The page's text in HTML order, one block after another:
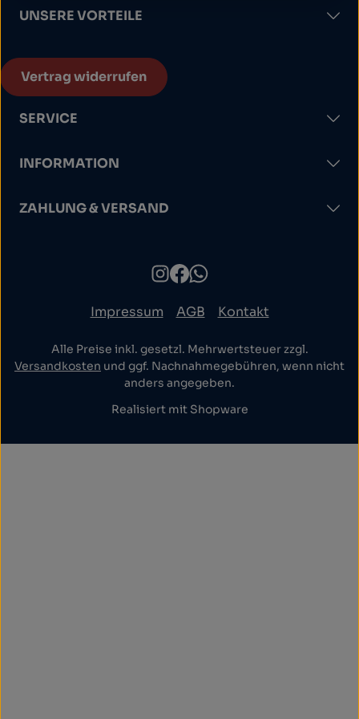
UNSERE VORTEILE
Vertrag widerrufen
SERVICE
INFORMATION
ZAHLUNG & VERSAND
Impressum AGB Kontakt
Alle Preise inkl. gesetzl. Mehrwertsteuer zzgl.
Versandkosten und ggf. Nachnahmegebühren, wenn nicht
anders angegeben.
Realisiert mit Shopware